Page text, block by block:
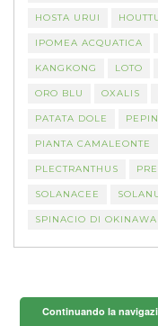
HOSTA URUI
IPOMEA ACQUATICA
KANGKONG LOTO
ORO BLU OXALIS
PATATA DOLE
PIANTA CAMALEONTE
PLECTRANTHUS
SOLANACEE
SPINACIO DI OKINAWA
Continuando la